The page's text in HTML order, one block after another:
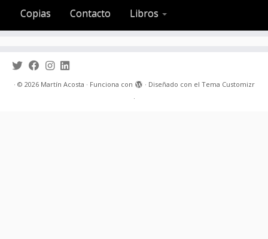
Copias
Contacto Libros
· © 2026 Martín Acosta · Funciona con · Diseñado con el Tema Customizr
·